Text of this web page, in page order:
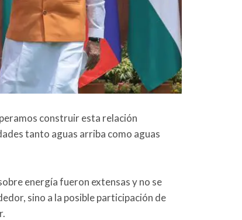
construir esta relación
tanto aguas arriba como aguas
energía fueron extensas y no se
sino a la posible participación de